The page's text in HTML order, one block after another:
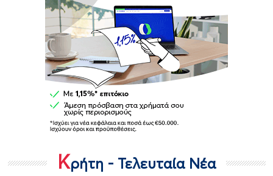
Κρήτη - Τελευταία Νέα